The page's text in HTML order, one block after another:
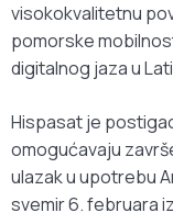
visokokvalitetnu
pomorske
digitalnog jaza u
Hispasat je
omogućavaju
ulazak u upotrebu
svemir 6. februara